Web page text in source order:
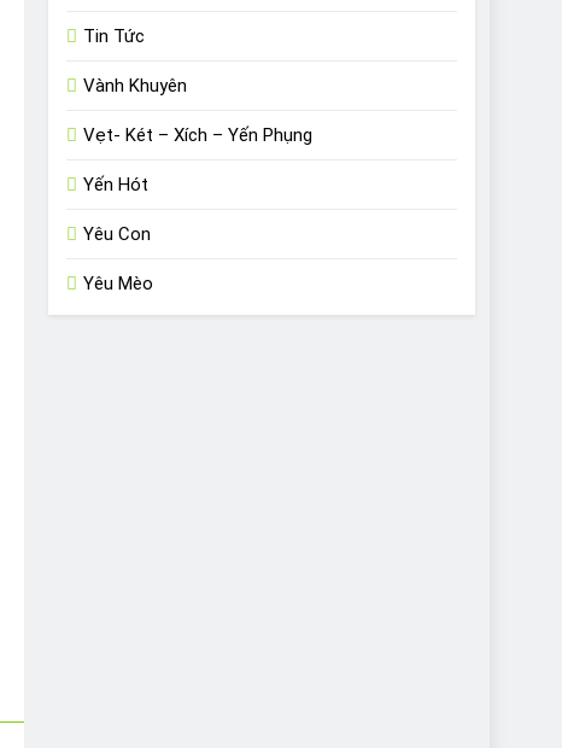
Tin Tức
Vành Khuyên
Vẹt- Két – Xích – Yến Phụng
Yến Hót
Yêu Con
Yêu Mèo